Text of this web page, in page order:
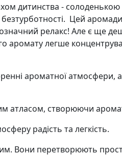
дитинства -
безтурботності. Цей
релакс! Але є ще
аромату легше
ароматної атмосфери,
атласом, створюючи
радість та легкість.
Вони перетворюють